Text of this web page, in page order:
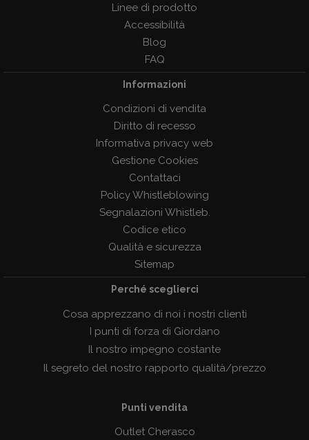
Linee di prodotto
Accessibilità
Blog
FAQ
Informazioni
Condizioni di vendita
Diritto di recesso
Informativa privacy web
Gestione Cookies
Contattaci
Policy Whistleblowing
Segnalazioni Whistleb.
Codice etico
Qualità e sicurezza
Sitemap
Perché sceglierci
Cosa apprezzano di noi i nostri clienti
I punti di forza di Giordano
Il nostro impegno costante
Il segreto del nostro rapporto qualità/prezzo
Punti vendita
Outlet Cherasco